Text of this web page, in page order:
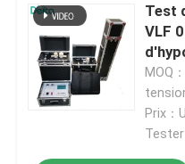
Test
VLF
MOQ
Prix：